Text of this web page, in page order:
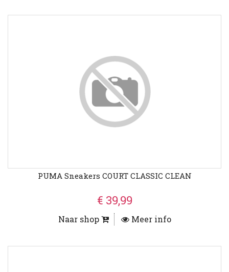
PUMA Sneakers COURT CLASSIC CLEAN
€ 39,99
Naar shop Meer info